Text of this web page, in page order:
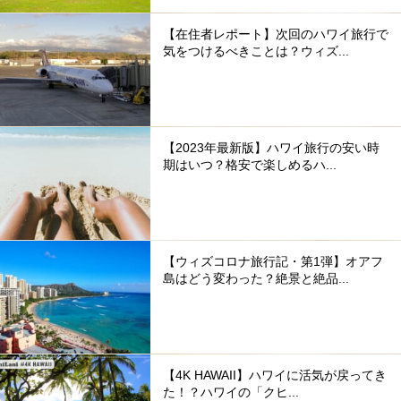
【在住者レポート】次回のハワイ旅行で
気をつけるべきことは？ウィズ...
【2023年最新版】ハワイ旅行の安い時
期はいつ？格安で楽しめるハ...
【ウィズコロナ旅行記・第1弾】オアフ
島はどう変わった？絶景と絶品...
【4K HAWAII】ハワイに活気が戻ってき
た！？ハワイの「クヒ...